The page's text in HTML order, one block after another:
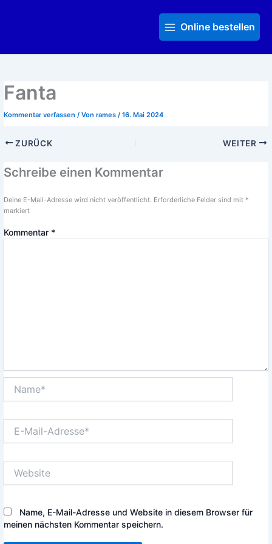
MenuOnline bestellen
Fanta
Kommentar verfassen / Von rames / 16. Mai 2024
ZURÜCK WEITER
Schreibe einen Kommentar
Deine E-Mail-Adresse wird nicht veröffentlicht. Erforderliche Felder sind mit *
markiert
Kommentar *
Mail-
Name, E-Mail-Adresse und Website in diesem Browser für
meinen nächsten Kommentar speichern.